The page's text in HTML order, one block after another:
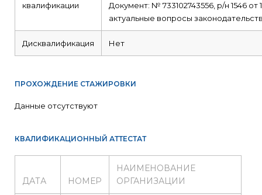
квалификации
Документ: № 733102743556, р/н 1546 от
актуальные вопросы
Дисквалификация Нет
ПРОХОЖДЕНИЕ СТАЖИРОВКИ
Данные отсутствуют
КВАЛИФИКАЦИОННЫЙ АТТЕСТАТ
ДАТА НОМЕР
НАИМЕНОВАНИЕ
ОРГАНИЗАЦИИ